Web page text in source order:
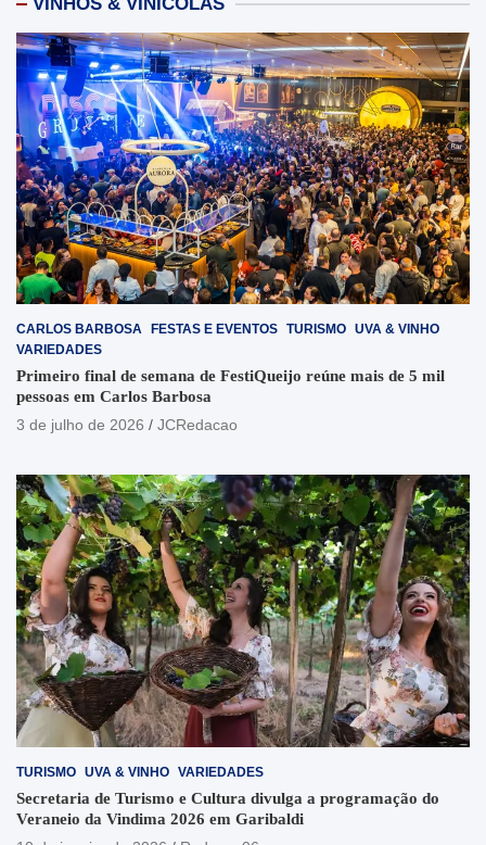
CARLOS BARBOSA FESTAS E EVENTOS TURISMO UVA & VINHO
VARIEDADES
Primeiro final de semana de FestiQueijo reúne mais de 5 mil
pessoas em Carlos Barbosa
3 de julho de 2026
JCRedacao
TURISMO UVA & VINHO VARIEDADES
Secretaria de Turismo e Cultura divulga a programação do
Veraneio da Vindima 2026 em Garibaldi